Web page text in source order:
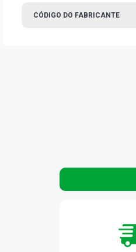
CÓDIGO DO FABRICANTE